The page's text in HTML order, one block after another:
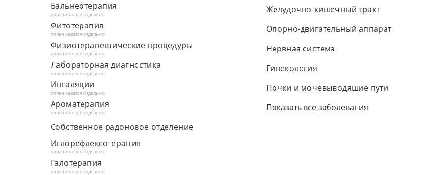
Бальнеотерапия
оплачивается отдельно
Фитотерапия
оплачивается отдельно
Физиотерапевтические процедуры
оплачивается отдельно
Лабораторная диагностика
оплачивается отдельно
Ингаляции
оплачивается отдельно
Ароматерапия
оплачивается отдельно
Собственное радоновое отделение
Иглорефлексотерапия
оплачивается отдельно
Галотерапия
оплачивается отдельно
Желудочно-кишечный тракт
Опорно-двигательный аппарат
Нервная система
Гинекология
Почки и мочевыводящие пути
Показать все заболевания